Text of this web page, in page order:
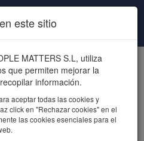
by talent
este sitio
MATTERS S.L, utiliza
que permiten mejorar la
información.
aceptar todas las cookies y
click en "Rechazar cookies" en el
las cookies esenciales para el